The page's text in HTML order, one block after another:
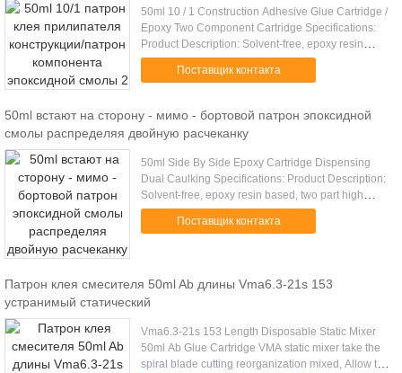
50ml 10 / 1 Construction Adhesive Glue Cartridge /
Epoxy Two Component Cartridge Specifications:
Product Description: Solvent-free, epoxy resin
based, two part high performance anchoring
adhesive. Uses: For the ...
Поставщик контакта
50ml встают на сторону - мимо - бортовой патрон эпоксидной
смолы распределяя двойную расчеканку
50ml Side By Side Epoxy Cartridge Dispensing
Dual Caulking Specifications: Product Description:
Solvent-free, epoxy resin based, two part high
performance anchoring adhesive. Uses: For the
fixing of non...Поставщик контакта
Патрон клея смесителя 50ml Ab длины Vma6.3-21s 153
устранимый статический
Vma6.3-21s 153 Length Disposable Static Mixer
50ml Ab Glue Cartridge VMA static mixer take the
spiral blade cutting reorganization mixed, Allow the